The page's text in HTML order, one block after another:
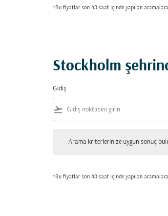
*Bu fiyatlar son 48 saat içinde yapılan
Stockholm
Gidiş
flight_takeoff
Arama kriterlerinize uygun sonuç
*Bu fiyatlar son 48 saat içinde yapılan